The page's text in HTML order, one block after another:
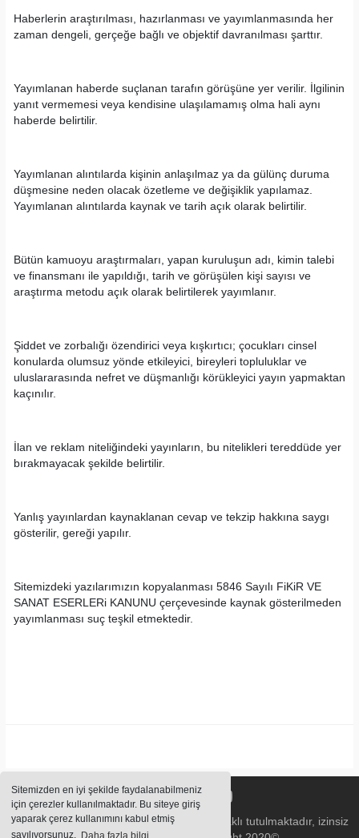
Sitemizden en iyi şekilde faydalanabilmeniz
için çerezler kullanılmaktadır. Bu siteye giriş
yaparak çerez kullanımını kabul etmiş
sayılıyorsunuz. Daha fazla bilgi
Haberlerin araştırılması, hazırlanması ve yayımlanmasında her
zaman dengeli, gerçeğe bağlı ve objektif davranılması şarttır.
Yayımlanan haberde suçlanan tarafın görüşüne yer verilir. İlgilinin
yanıt vermemesi veya kendisine ulaşılamamış olma hali aynı
haberde belirtilir.
Yayımlanan alıntılarda kişinin anlaşılmaz ya da gülünç duruma
düşmesine neden olacak özetleme ve değişiklik yapılamaz.
Yayımlanan alıntılarda kaynak ve tarih açık olarak belirtilir.
Bütün kamuoyu araştırmaları, yapan kuruluşun adı, kimin talebi
ve finansmanı ile yapıldığı, tarih ve görüşülen kişi sayısı ve
araştırma metodu açık olarak belirtilerek yayımlanır.
Şiddet ve zorbalığı özendirici veya kışkırtıcı; çocukları cinsel
konularda olumsuz yönde etkileyici, bireyleri topluluklar ve
uluslararasında nefret ve düşmanlığı körükleyici yayın yapmaktan
kaçınılır.
İlan ve reklam niteliğindeki yayınların, bu nitelikleri tereddüde yer
bırakmayacak şekilde belirtilir.
Yanlış yayınlardan kaynaklanan cevap ve tekzip hakkına saygı
gösterilir, gereği yapılır.
Sitemizdeki yazılarımızın kopyalanması 5846 Sayılı FiKiR VE
SANAT ESERLERi KANUNU çerçevesinde kaynak gösterilmeden
yayımlanması suç teşkil etmektedir.
Sitemizde bulunan içeriklerin tüm hakları saklı tutulmaktadır, izinsiz